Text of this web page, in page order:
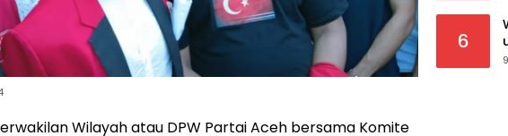
Wilayah atau DPW Partai Aceh bersama Komite
6